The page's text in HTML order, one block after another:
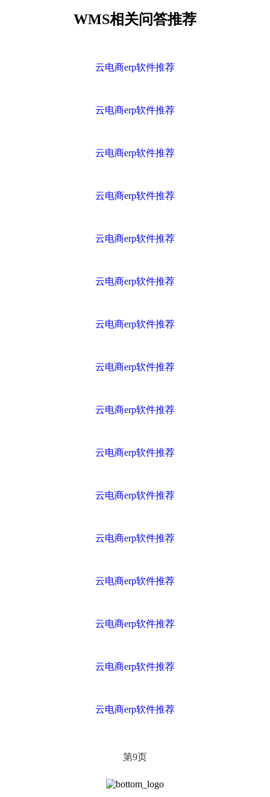
WMS相关问答推荐
云电商erp软件推荐
云电商erp软件推荐
云电商erp软件推荐
云电商erp软件推荐
云电商erp软件推荐
云电商erp软件推荐
云电商erp软件推荐
云电商erp软件推荐
云电商erp软件推荐
云电商erp软件推荐
云电商erp软件推荐
云电商erp软件推荐
云电商erp软件推荐
云电商erp软件推荐
云电商erp软件推荐
云电商erp软件推荐
第9页